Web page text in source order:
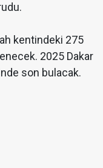
kentindeki 275
2025 Dakar
son bulacak.